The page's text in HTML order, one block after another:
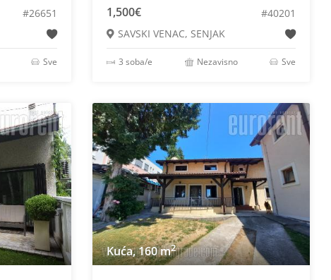
#26651
Sve
1,500€
#40201
SAVSKI VENAC, SENJAK
3 soba/e Nezavisno Sve
Kuća, 160 m2